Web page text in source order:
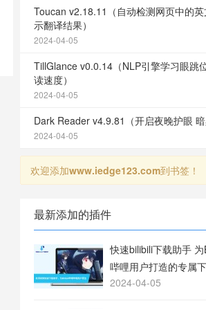
Toucan v2.18.11（自动检测网页中的英
示翻译结果）
2024-04-05
TillGlance v0.0.14（NLP引擎学习眼跳
读速度）
2024-04-05
Dark Reader v4.9.81（开启夜晚护眼 暗
2024-04-05
欢迎添加www.iedge123.com到书签！
最新添加的插件
快速bilibili下载助手
哔哩用户打造的专属
2024-04-05